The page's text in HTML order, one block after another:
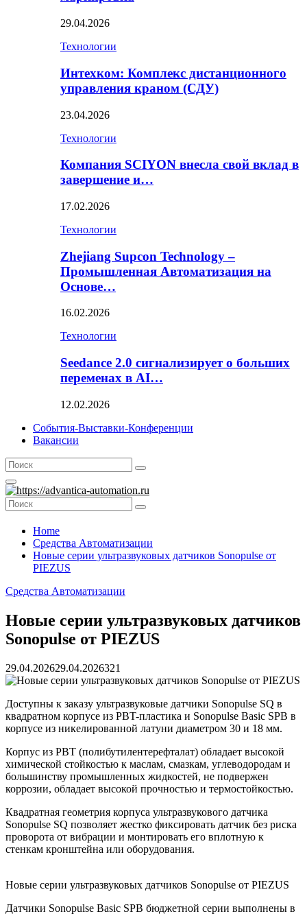
29.04.2026
Технологии
Интехком: Комплекс дистанционного
управления краном (СДУ)
23.04.2026
Технологии
Компания SCIYON внесла свой вклад в
завершение и…
17.02.2026
Технологии
Zhejiang Supcon Technology –
Промышленная Автоматизация на
Основе…
16.02.2026
Технологии
Seedance 2.0 сигнализирует о больших
переменах в AI…
12.02.2026
События-Выставки-Конференции
Вакансии
Search
for:
Search
Primary
Menu
Search
for:
Search
Home
Средства Автоматизации
Новые серии ультразвуковых датчиков Sonopulse от
PIEZUS
Средства Автоматизации
Новые серии ультразвуковых датчиков
Sonopulse от PIEZUS
29.04.202629.04.2026321
Доступны к заказу ультразвуковые датчики Sonopulse SQ в
квадратном корпусе из PBT-пластика и Sonopulse Basic SPB в
корпусе из никелированной латуни диаметром 30 и 18 мм.
Корпус из PBT (полибутилентерефталат) обладает высокой
химической стойкостью к маслам, смазкам, углеводородам и
большинству промышленных жидкостей, не подвержен
коррозии, обладает высокой прочностью и термостойкостью.
Квадратная геометрия корпуса ультразвукового датчика
Sonopulse SQ позволяет жестко фиксировать датчик без риска
проворота от вибрации и монтировать его вплотную к
стенкам кронштейна или оборудования.
Новые серии ультразвуковых датчиков Sonopulse от PIEZUS
Датчики Sonopulse Basic SPB бюджетной серии выполнены в